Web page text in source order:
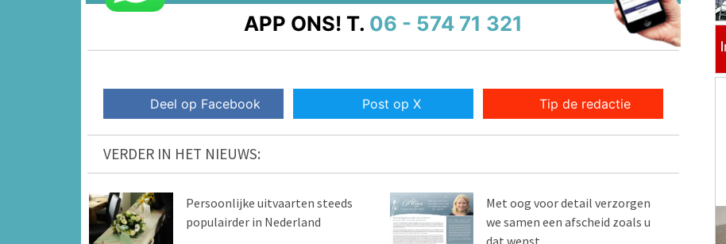
APP ONS! T. 06 - 574 71 321
Deel op Facebook Post op X Tip de redactie
VERDER IN HET NIEUWS:
Persoonlijke uitvaarten steeds
populairder in Nederland
Met oog voor detail verzorgen
we samen een afscheid zoals u